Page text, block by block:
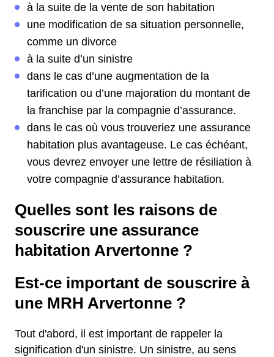
à la suite de la vente de son habitation
une modification de sa situation personnelle,
comme un divorce
à la suite d’un sinistre
dans le cas d’une augmentation de la
tarification ou d’une majoration du montant de
la franchise par la compagnie d’assurance.
dans le cas où vous trouveriez une assurance
habitation plus avantageuse. Le cas échéant,
vous devrez envoyer une lettre de résiliation à
votre compagnie d’assurance habitation.
Quelles sont les raisons de
souscrire une assurance
habitation Arvertonne ?
Est-ce important de souscrire à
une MRH Arvertonne ?
Tout d'abord, il est important de rappeler la
signification d'un sinistre. Un sinistre, au sens